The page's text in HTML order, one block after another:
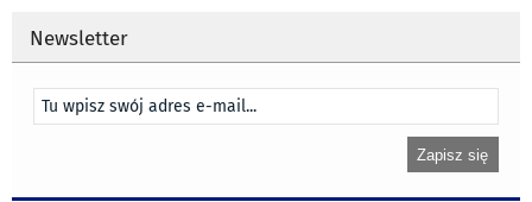
Newsletter